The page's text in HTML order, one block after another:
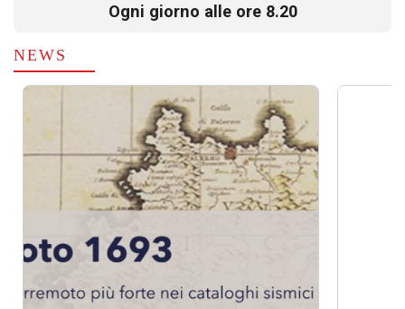
Ogni giorno alle ore 8.20
NEWS